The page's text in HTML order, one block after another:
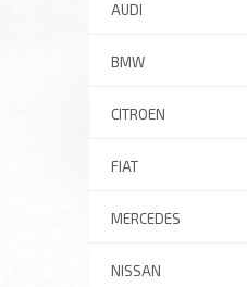
AUDI
BMW
CITROEN
FIAT
MERCEDES
NISSAN